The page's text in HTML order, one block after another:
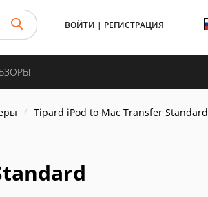
ВОЙТИ | РЕГИСТРАЦИЯ
Tipard iPod to Mac Transfer Standard